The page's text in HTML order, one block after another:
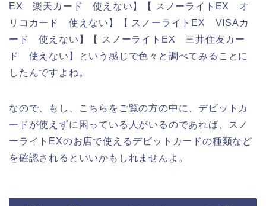
EX 楽天カード 使えない】【 スノーライトEX オ
リコカード 使えない】【 スノーライトEX VISAカ
ード 使えない】【 スノーライトEX 三井住友カー
ド 使えない】という感じで色々と調べてみることに
したんですよね。
なので、もし、こちらをご覧の方の中に、デビットカ
ードが使えずに困っている人がいるのであれば、スノ
ーライトEXのお店で使えるデビットカードの種類など
を確認されるといいかもしれませんよ。